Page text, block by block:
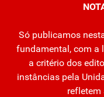
Só publicamos
fundamental, com a
a critério dos
instâncias pela
refletem